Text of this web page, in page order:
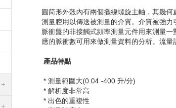
圓筒形外殼內有兩個擺線螺旋主軸，其幾
測量腔用以傳送被測量的介質。介質被強
脈衝盤的非接觸式頻率測量元件用來測量
應的脈衝數可用來做測量資料的分析。流
產品特點
* 測量範圍大(0.04 -400 升/分)
* 解析度非常高
* 出色的重複性